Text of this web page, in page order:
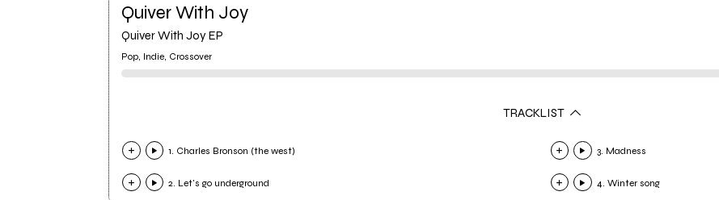
Quiver With Joy
Quiver With Joy EP
Pop, Indie, Crossover
TRACKLIST
1. Charles Bronson (the west)
2. Let's go underground
3. Madness
4. Winter song